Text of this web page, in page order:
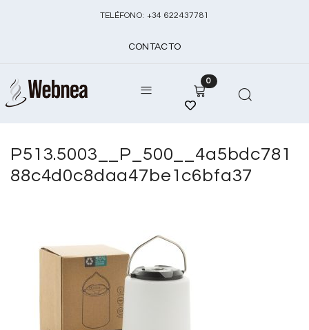
TELÉFONO: +34 622437781
CONTACTO
0
P513.5003__P_500__4a5bdc781
88c4d0c8daa47be1c6bfa37